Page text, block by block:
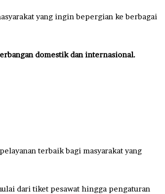
yang ingin bepergian ke berbagai
domestik dan internasional.
terbaik bagi masyarakat yang
dari tiket pesawat hingga pengaturan